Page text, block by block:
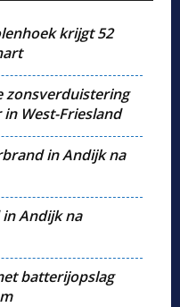
krijgt 52
zonsverduistering
West-Friesland
in Andijk na
Andijk na
batterijopslag